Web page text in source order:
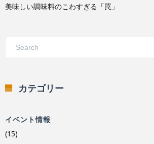
美味しい調味料のこわすぎる「罠」
カテゴリー
イベント情報
(15)